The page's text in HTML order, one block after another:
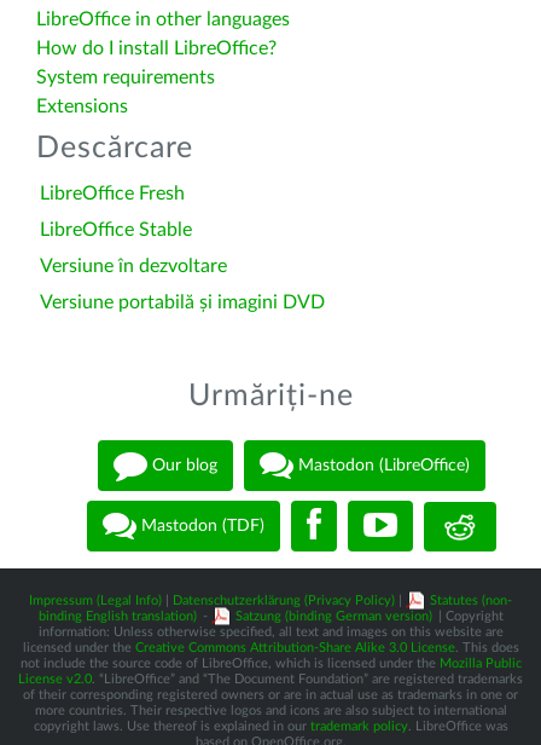
LibreOffice in other languages
How do I install LibreOffice?
System requirements
Extensions
Descărcare
LibreOffice Fresh
LibreOffice Stable
Versiune în dezvoltare
Versiune portabilă și imagini DVD
Urmăriți-ne
Our blog Mastodon (LibreOffice)
Mastodon (TDF)
Impressum (Legal Info) Datenschutzerklärung (Privacy Policy)
Statutes (non-
binding English translation) - Satzung (binding German version)
| Copyright
information: Unless otherwise specified, all text and images on this website are
licensed under the Creative Commons Attribution-Share Alike 3.0 License. This does
not include the source code of LibreOffice, which is licensed under the Mozilla Public
License v2.0 . “LibreOffice” and “The Document Foundation” are registered trademarks
of their corresponding registered owners or are in actual use as trademarks in one or
more countries. Their respective logos and icons are also subject to international
copyright laws. Use thereof is explained in our trademark policy. LibreOffice was
based on OpenOffice.org.